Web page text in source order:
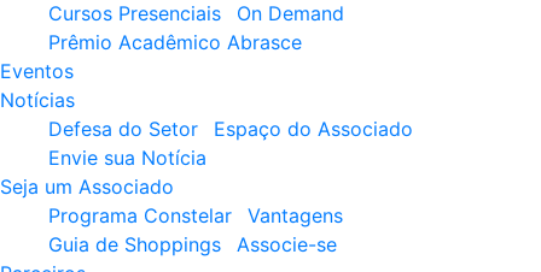
Cursos Presenciais
On Demand
Prêmio Acadêmico Abrasce
Eventos
Notícias
Defesa do Setor
Espaço do Associado
Envie sua Notícia
Seja um Associado
Programa Constelar
Vantagens
Guia de Shoppings
Associe-se